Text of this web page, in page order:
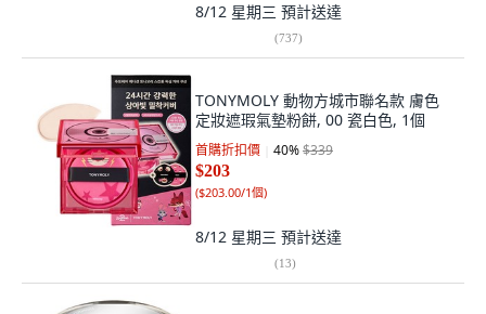
8/12 星期三 預計送達
(737)
TONYMOLY 動物方城市聯名款 膚色
定妝遮瑕氣墊粉餅, 00 瓷白色, 1個
首購折扣價 40%$339
$203
($203.00/1個)
8/12 星期三 預計送達
(13)